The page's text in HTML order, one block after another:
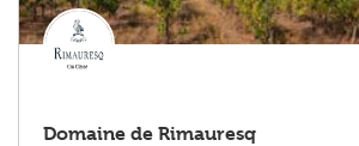
Domaine de Rimauresq